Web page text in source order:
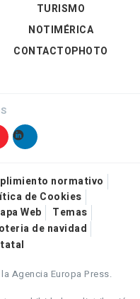
TURISMO
NOTIMÉRICA
CONTACTOPHOTO
normativo
de Cookies
Web
Temas
de navidad
Agencia Europa Press.